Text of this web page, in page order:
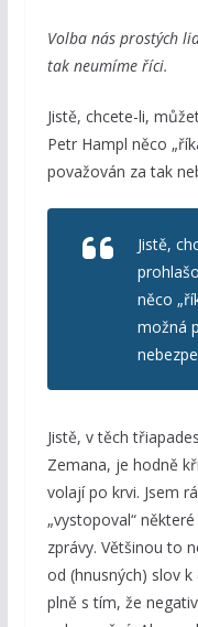
Volba nás prostých
tak neumíme říci.
Jistě, chcete-li,
Petr Hampl něco
považován za tak
Jistě,
něco
možná
Jistě, v těch
Zemana, je hodně
volají po krvi. Jsem
„vystopoval“
zprávy. Většinou to
od (hnusných) slov
plně s tím, že